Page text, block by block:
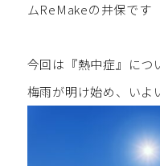
ムReMakeの井保です
今回は『熱中症』につ
梅雨が明け始め、いよ